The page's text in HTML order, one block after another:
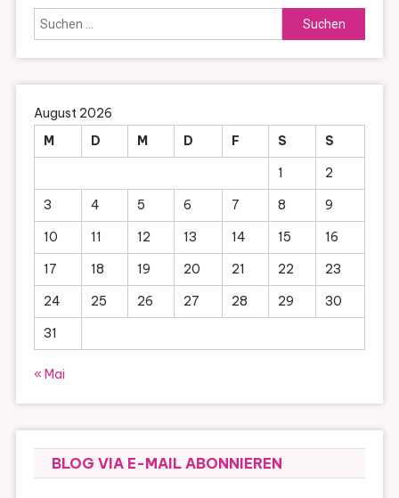
Suchen
nach:
August 2026
M
D M D F S
S
1
2
3
4 5 6 7 8
9
10
11 12 13 14 15
16
17
18 19 20 21 22
23
24
25 26 27 28 29
30
31
« Mai
BLOG VIA E-MAIL ABONNIEREN